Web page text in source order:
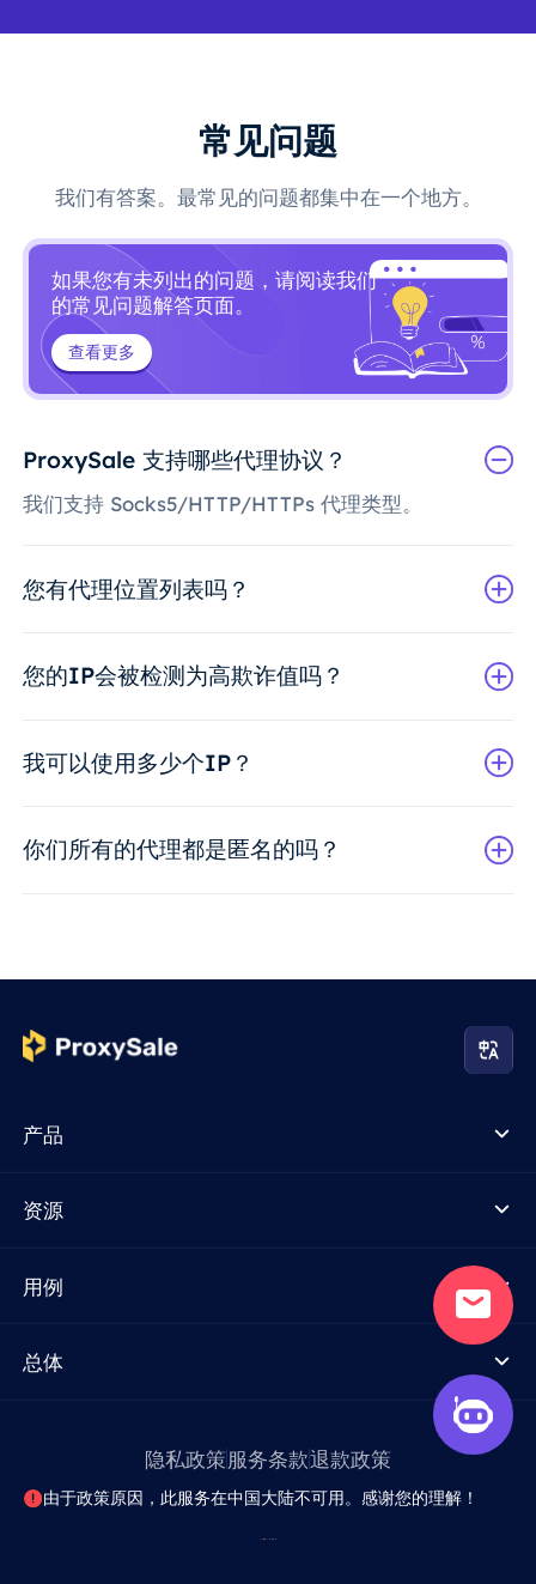
常见问题
我们有答案。最常见的问题都集中在一个地方。
如果您有未列出的问题，请阅读我们
的常见问题解答页面。
查看更多
ProxySale 支持哪些代理协议？
我们支持 Socks5/HTTP/HTTPs 代理类型。
您有代理位置列表吗？
您的IP会被检测为高欺诈值吗？
我可以使用多少个IP？
你们所有的代理都是匿名的吗？
产品
资源
用例
总体
隐私政策服务条款退款政策
由于政策原因，此服务在中国大陆不可用。感谢您的理解！